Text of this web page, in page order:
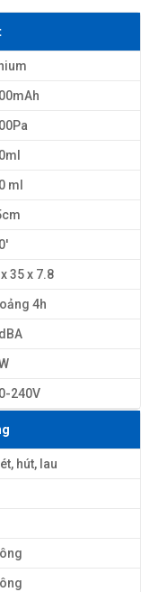
ml
35 x 7.8
4h
240V
hút, lau